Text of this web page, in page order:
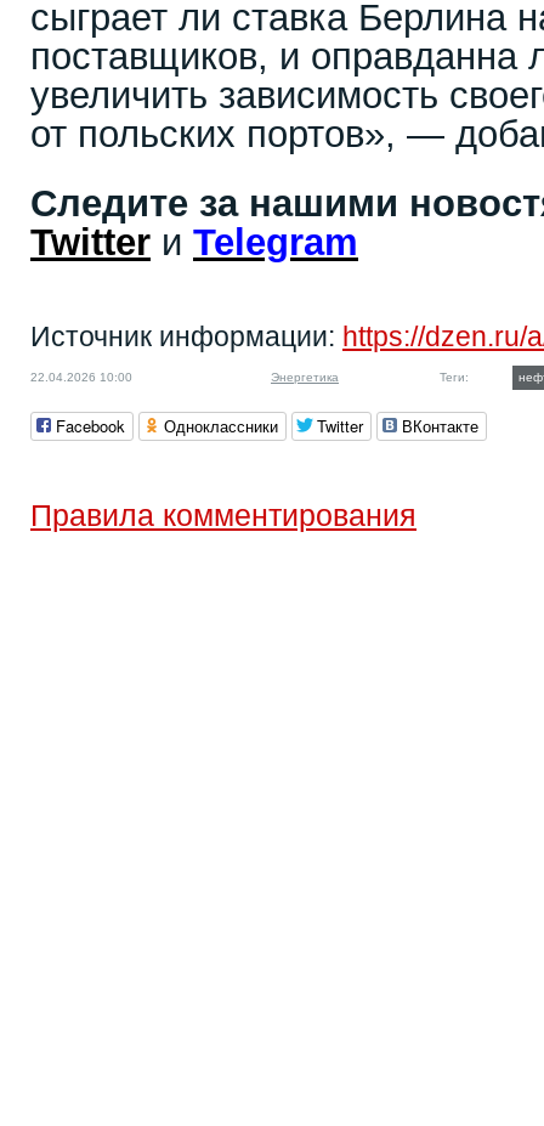
сыграет ли ставка Берлина
поставщиков, и оправданна
увеличить зависимость
от польских портов», —
Следите за нашими
Twitter и Telegram
Источник информации: https://dzen.ru/
22.04.2026 10:00 Энергетика Теги:
Facebook Одноклассники Twitter ВКонтакте
Правила комментирования